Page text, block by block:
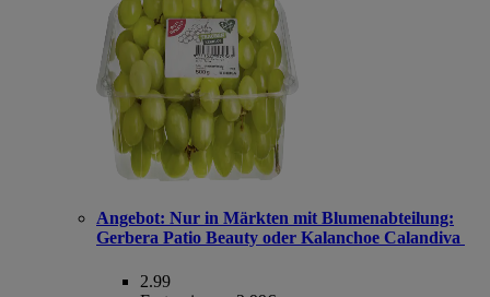
Angebot: Nur in Märkten mit Blumenabteilung:
Gerbera Patio Beauty oder Kalanchoe Calandiva
2.99